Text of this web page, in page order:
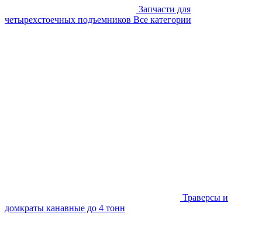
Запчасти для
четырехстоечных подъемников Все категории
Траверсы и
домкраты канавные до 4 тонн